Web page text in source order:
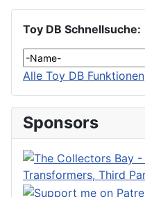
Toy DB Schnellsuche:
Alle Toy DB Funktionen
Sponsors